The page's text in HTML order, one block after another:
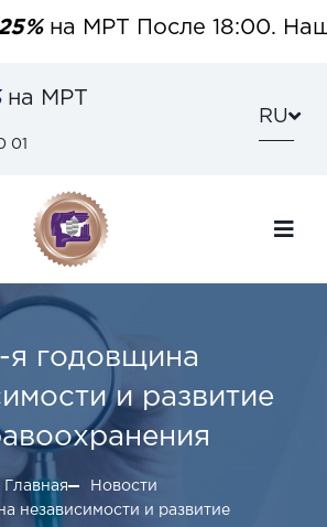
на МРТ После 18:00. Наш
на МРТ
01
RU
я годовщина
и развитие
Главная
Новости
независимости и развитие